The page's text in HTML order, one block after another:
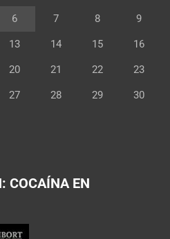
6 7 8 9
13 14 15 16
20 21 22 23
27 28 29 30
COCAÍNA EN